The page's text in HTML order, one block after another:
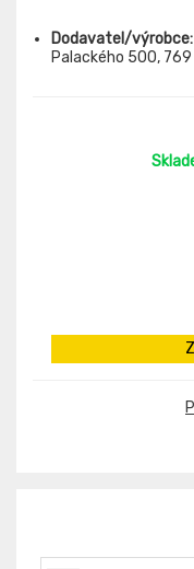
Dodavatel/výrobce:
Palackého 500, 769